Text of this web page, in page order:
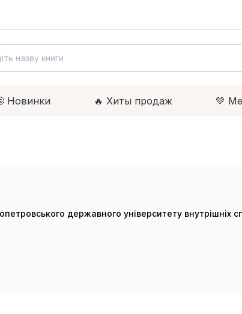
Новинки 🔥 Xиты продаж 💚
державного університету